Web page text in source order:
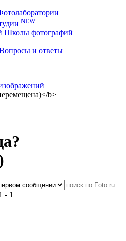
NEW
Школы фотографий
Вопросы и ответы
b>
- 1